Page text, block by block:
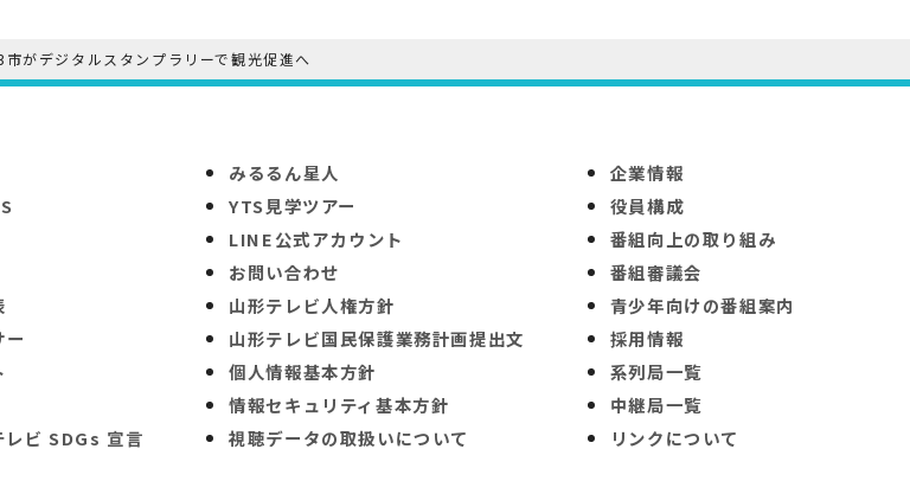
がデジタルスタンプラリーで観光促進へ
ー
レビ SDGs 宣言
みるるん星人
YTS見学ツアー
LINE公式アカウント
お問い合わせ
山形テレビ人権方針
山形テレビ国民保護業務計画提出文
個人情報基本方針
情報セキュリティ基本方針
視聴データの取扱いについて
企業情報
役員構成
番組向上の取り組み
番組審議会
青少年向けの番組案内
採用情報
系列局一覧
中継局一覧
リンクについて